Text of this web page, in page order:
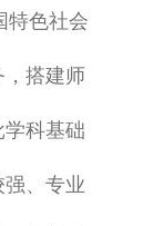
特色社会
，搭建师
科基础
、专业